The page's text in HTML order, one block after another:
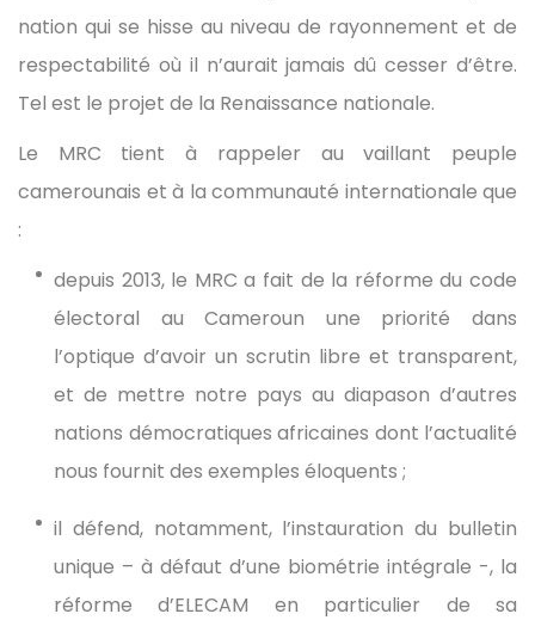
nation qui se hisse au niveau de rayonnement et de
respectabilité où il n’aurait jamais dû cesser d’être.
Tel est le projet de la Renaissance nationale.
Le MRC tient à rappeler au vaillant peuple
camerounais et à la communauté internationale que
:
depuis 2013, le MRC a fait de la réforme du code
électoral au Cameroun une priorité dans
l’optique d’avoir un scrutin libre et transparent,
et de mettre notre pays au diapason d’autres
nations démocratiques africaines dont l’actualité
nous fournit des exemples éloquents ;
il défend, notamment, l’instauration du bulletin
unique – à défaut d’une biométrie intégrale -, la
réforme d’ELECAM en particulier de sa